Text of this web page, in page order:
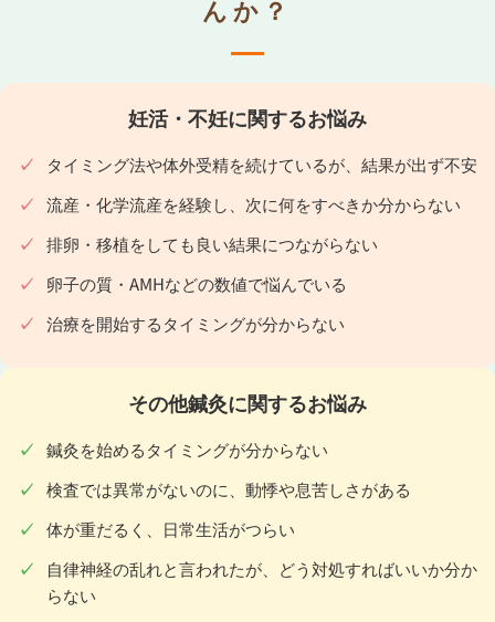
んか？
妊活・不妊に関するお悩み
タイミング法や体外受精を続けているが、結果が出ず不安
流産・化学流産を経験し、次に何をすべきか分からない
排卵・移植をしても良い結果につながらない
卵子の質・AMHなどの数値で悩んでいる
治療を開始するタイミングが分からない
その他鍼灸に関するお悩み
鍼灸を始めるタイミングが分からない
検査では異常がないのに、動悸や息苦しさがある
体が重だるく、日常生活がつらい
自律神経の乱れと言われたが、どう対処すればいいか分か
らない